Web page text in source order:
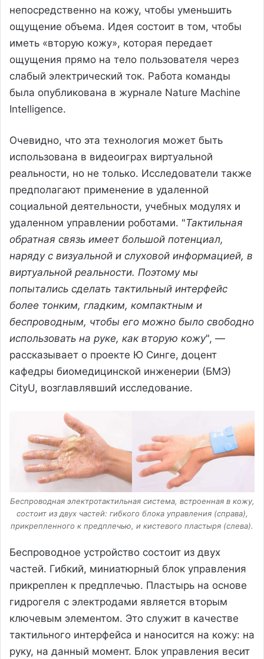
непосредственно на кожу, чтобы уменьшить
ощущение объема. Идея состоит в том, чтобы
иметь «вторую кожу», которая передает
ощущения прямо на тело пользователя через
слабый электрический ток. Работа команды
была опубликована в журнале Nature Machine
Intelligence.
Очевидно, что эта технология может быть
использована в видеоиграх виртуальной
реальности, но не только. Исследователи также
предполагают применение в удаленной
социальной деятельности, учебных модулях и
удаленном управлении роботами. "Тактильная
обратная связь имеет большой потенциал,
наряду с визуальной и слуховой информацией, в
виртуальной реальности. Поэтому мы
попытались сделать тактильный интерфейс
более тонким, гладким, компактным и
беспроводным, чтобы его можно было свободно
использовать на руке, как вторую кожу", —
рассказывает о проекте Ю Синге, доцент
кафедры биомедицинской инженерии (БМЭ)
CityU, возглавлявший исследование.
Беспроводная электротактильная система, встроенная в кожу,
состоит из двух частей: гибкого блока управления (справа),
прикрепленного к предплечью, и кистевого пластыря (слева).
Беспроводное устройство состоит из двух
частей. Гибкий, миниатюрный блок управления
прикреплен к предплечью. Пластырь на основе
гидрогеля с электродами является вторым
ключевым элементом. Это служит в качестве
тактильного интерфейса и наносится на кожу: на
руку, на данный момент. Блок управления весит